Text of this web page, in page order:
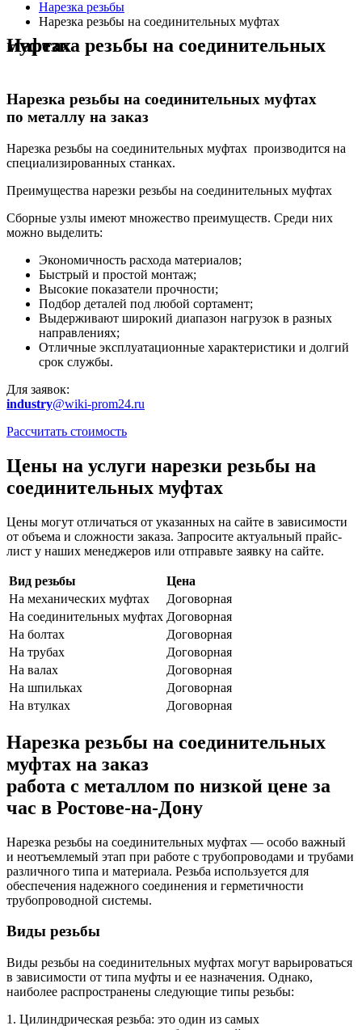
Нарезка резьбы
Нарезка резьбы на соединительных муфтах
Нарезка резьбы на соединительных муфтах
Нарезка резьбы на соединительных муфтах
по металлу на заказ
Нарезка резьбы на соединительных муфтах производится на
специализированных станках.
Преимущества нарезки резьбы на соединительных муфтах
Сборные узлы имеют множество преимуществ. Среди них
можно выделить:
Экономичность расхода материалов;
Быстрый и простой монтаж;
Высокие показатели прочности;
Подбор деталей под любой сортамент;
Выдерживают широкий диапазон нагрузок в разных
направлениях;
Отличные эксплуатационные характеристики и долгий
срок службы.
Для заявок:
industry@wiki-prom24.ru
Рассчитать стоимость
Цены на услуги нарезки резьбы на
соединительных муфтах
Цены могут отличаться от указанных на сайте в зависимости
от объема и сложности заказа. Запросите актуальный прайс-
лист у наших менеджеров или отправьте заявку на сайте.
Вид резьбы
Цена
На механических муфтах
Договорная
На соединительных муфтах Договорная
На болтах
Договорная
На трубах
Договорная
На валах
Договорная
На шпильках
Договорная
На втулках
Договорная
Нарезка резьбы на соединительных
муфтах на заказ
работа с металлом по низкой цене за
час в Ростове-на-Дону
Нарезка резьбы на соединительных муфтах — особо важный
и неотъемлемый этап при работе с трубопроводами и трубами
различного типа и материала. Резьба используется для
обеспечения надежного соединения и герметичности
трубопроводной системы.
Виды резьбы
Виды резьбы на соединительных муфтах могут варьироваться
в зависимости от типа муфты и ее назначения. Однако,
наиболее распространены следующие типы резьбы:
1. Цилиндрическая резьба: это один из самых